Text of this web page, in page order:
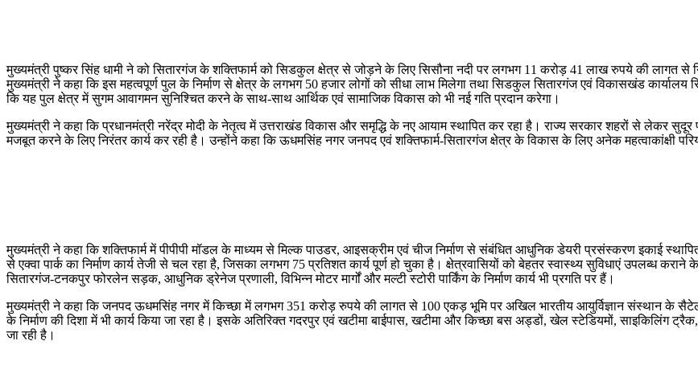
मुख्यमंत्री पुष्कर सिंह धामी ने को सितारगंज के शक्तिफार्म को सिडकुल क्षेत्र से जोड़ने के लिए सिसौना नदी पर लगभग 11 करोड़ 41 लाख रुपये की लागत से
मुख्यमंत्री ने कहा कि इस महत्वपूर्ण पुल के निर्माण से क्षेत्र के लगभग 50 हजार लोगों को सीधा लाभ मिलेगा तथा सिडकुल सितारगंज एवं विकासखंड
कि यह पुल क्षेत्र में सुगम आवागमन सुनिश्चित करने के साथ-साथ आर्थिक एवं सामाजिक विकास को भी नई गति प्रदान करेगा।
मुख्यमंत्री ने कहा कि प्रधानमंत्री नरेंद्र मोदी के नेतृत्व में उत्तराखंड विकास और समृद्धि के नए आयाम स्थापित कर रहा है। राज्य सरकार शहरों से लेकर
मजबूत करने के लिए निरंतर कार्य कर रही है। उन्होंने कहा कि ऊधमसिंह नगर जनपद एवं शक्तिफार्म-सितारगंज क्षेत्र के विकास के लिए अनेक महत्वाकांक्षी
मुख्यमंत्री ने कहा कि शक्तिफार्म में पीपीपी मॉडल के माध्यम से मिल्क पाउडर, आइसक्रीम एवं चीज निर्माण से संबंधित आधुनिक डेयरी प्रसंस्करण इकाई
से एक्वा पार्क का निर्माण कार्य तेजी से चल रहा है, जिसका लगभग 75 प्रतिशत कार्य पूर्ण हो चुका है। क्षेत्रवासियों को बेहतर स्वास्थ्य सुविधाएं उपलब्ध
सितारगंज-टनकपुर फोरलेन सड़क, आधुनिक ड्रेनेज प्रणाली, विभिन्न मोटर मार्गों और मल्टी स्टोरी पार्किंग के निर्माण कार्य भी प्रगति पर हैं।
मुख्यमंत्री ने कहा कि जनपद ऊधमसिंह नगर में किच्छा में लगभग 351 करोड़ रुपये की लागत से 100 एकड़ भूमि पर अखिल भारतीय आयुर्विज्ञान संस्थान के
के निर्माण की दिशा में भी कार्य किया जा रहा है। इसके अतिरिक्त गदरपुर एवं खटीमा बाईपास, खटीमा और किच्छा बस अड्डों, खेल स्टेडियमों, साइकिलिंग
जा रही है।